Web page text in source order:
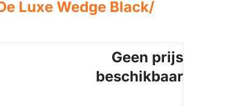
Luxe Wedge Black/
Geen prijs
beschikbaar